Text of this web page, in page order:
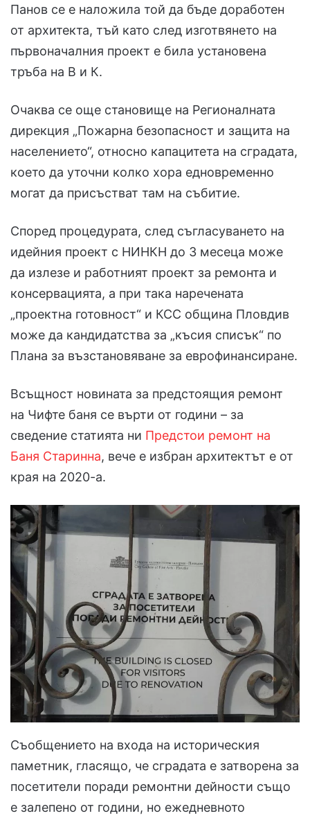
Панов се е наложила той да бъде доработен
от архитекта, тъй като след изготвянето на
първоначалния проект е била установена
тръба на В и К.
Очаква се още становище на Регионалната
дирекция „Пожарна безопасност и защита на
населението“, относно капацитета на сградата,
което да уточни колко хора едновременно
могат да присъстват там на събитие.
Според процедурата, след съгласуването на
идейния проект с НИНКН до 3 месеца може
да излезе и работният проект за ремонта и
консервацията, а при така наречената
„проектна готовност“ и КСС община Пловдив
може да кандидатства за „късия списък“ по
Плана за възстановяване за еврофинансиране.
Всъщност новината за предстоящия ремонт
на Чифте баня се върти от години – за
сведение статията ни Предстои ремонт на
Баня Старинна, вече е избран архитектът е от
края на 2020-а.
Съобщението на входа на историческия
паметник, гласящо, че сградата е затворена за
посетители поради ремонтни дейности също
е залепено от години, но ежедневното